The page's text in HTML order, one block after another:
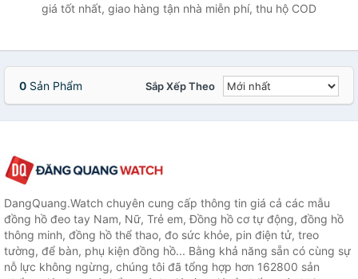
giá tốt nhất, giao hàng tận nhà miễn phí, thu hộ COD
0 Sản Phẩm Sắp Xếp Theo
DangQuang.Watch chuyên cung cấp thông tin giá cả các mẫu
đồng hồ đeo tay Nam, Nữ, Trẻ em, Đồng hồ cơ tự động, đồng hồ
thông minh, đồng hồ thể thao, đo sức khỏe, pin điện tử, treo
tường, để bàn, phụ kiện đồng hồ... Bằng khả năng sẵn có cùng sự
nỗ lực không ngừng, chúng tôi đã tổng hợp hơn 162800 sản